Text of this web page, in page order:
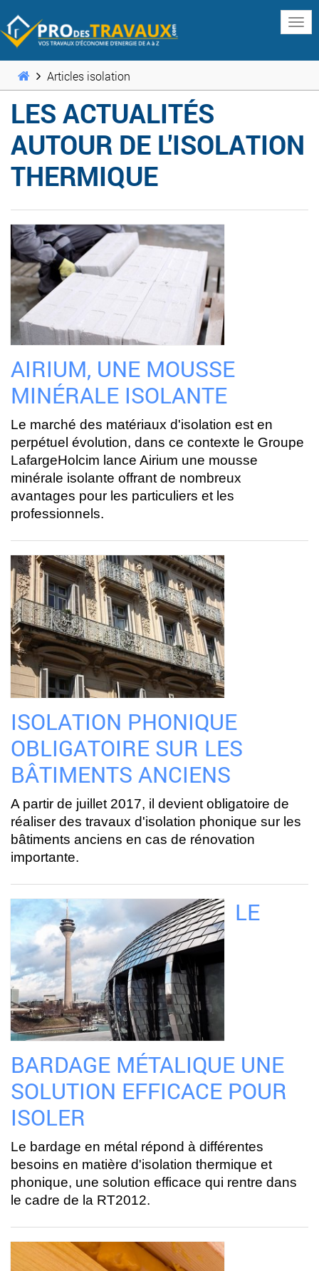
Articles isolation
LES ACTUALITÉS
AUTOUR DE L'ISOLATION
THERMIQUE
AIRIUM, UNE MOUSSE
MINÉRALE ISOLANTE
Le marché des matériaux d'isolation est en
perpétuel évolution, dans ce contexte le Groupe
LafargeHolcim lance Airium une mousse
minérale isolante offrant de nombreux
avantages pour les particuliers et les
professionnels.
ISOLATION PHONIQUE
OBLIGATOIRE SUR LES
BÂTIMENTS ANCIENS
A partir de juillet 2017, il devient obligatoire de
réaliser des travaux d'isolation phonique sur les
bâtiments anciens en cas de rénovation
importante.
LE
BARDAGE MÉTALIQUE UNE
SOLUTION EFFICACE POUR
ISOLER
Le bardage en métal répond à différentes
besoins en matière d'isolation thermique et
phonique, une solution efficace qui rentre dans
le cadre de la RT2012.